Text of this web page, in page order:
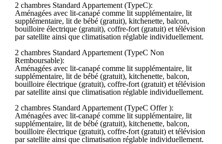
2 chambres Standard Appartement (TypeC):
Aménagées avec lit-canapé comme lit supplémentaire, lit
supplémentaire, lit de bébé (gratuit), kitchenette, balcon,
bouilloire électrique (gratuit), coffre-fort (gratuit) et télévision
par satellite ainsi que climatisation réglable individuellement.
2 chambres Standard Appartement (TypeC Non
Remboursable):
Aménagées avec lit-canapé comme lit supplémentaire, lit
supplémentaire, lit de bébé (gratuit), kitchenette, balcon,
bouilloire électrique (gratuit), coffre-fort (gratuit) et télévision
par satellite ainsi que climatisation réglable individuellement.
2 chambres Standard Appartement (TypeC Offer ):
Aménagées avec lit-canapé comme lit supplémentaire, lit
supplémentaire, lit de bébé (gratuit), kitchenette, balcon,
bouilloire électrique (gratuit), coffre-fort (gratuit) et télévision
par satellite ainsi que climatisation réglable individuellement.